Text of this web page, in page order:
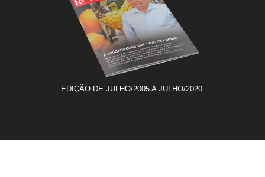
EDIÇÃO DE JULHO/2005 A JULHO/2020